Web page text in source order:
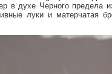
в духе Черного предела
луки и матерчатая